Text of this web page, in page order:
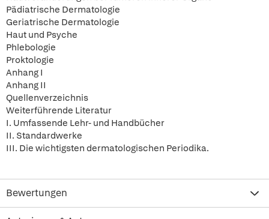
Pädiatrische Dermatologie
Geriatrische Dermatologie
Haut und Psyche
Phlebologie
Proktologie
Anhang I
Anhang II
Quellenverzeichnis
Weiterführende Literatur
I. Umfassende Lehr- und Handbücher
II. Standardwerke
III. Die wichtigsten dermatologischen Periodika.
Bewertungen